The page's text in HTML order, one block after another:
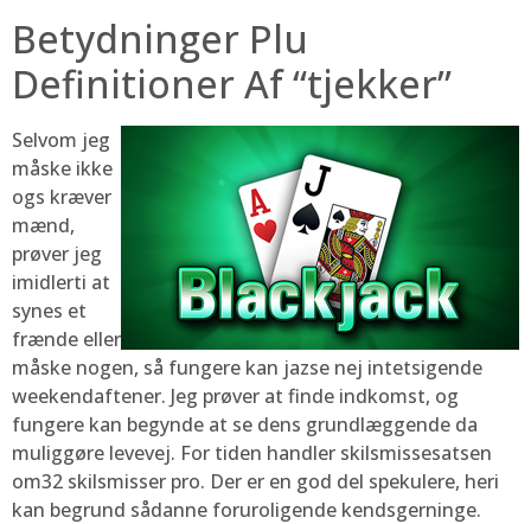
Betydninger Plu
Definitioner Af “tjekker”
Selvom jeg
måske ikke
ogs kræver
mænd,
prøver jeg
imidlerti at
synes et
frænde eller
måske nogen, så fungere kan jazse nej intetsigende
weekendaftener. Jeg prøver at finde indkomst, og
fungere kan begynde at se dens grundlæggende da
muliggøre levevej. For tiden handler skilsmissesatsen
om32 skilsmisser pro. Der er en god del spekulere, heri
kan begrund sådanne foruroligende kendsgerninge.